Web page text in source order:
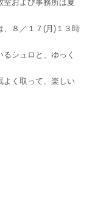
室および事務所は夏
、８／１７(月)１３時
シュロと、ゆっく
よく取って、楽しい